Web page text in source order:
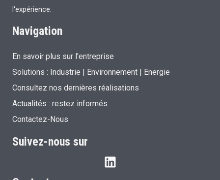
l'expérience.
Navigation
En savoir plus sur l'entreprise
Solutions : Industrie | Environnement | Energie
Consultez nos dernières réalisations
Actualités : restez informés
Contactez-Nous
Suivez-nous sur